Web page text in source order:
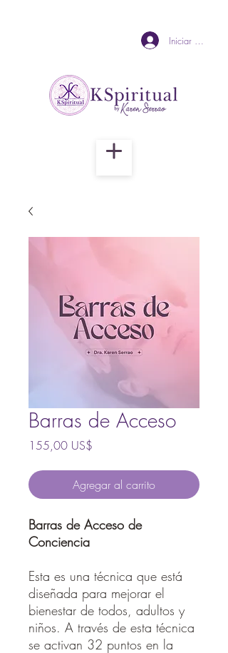
Iniciar sesión
Barras de Acceso
155,00 US$
Agregar al carrito
Barras de Acceso de
Conciencia
Esta es una técnica que está
diseñada para mejorar el
bienestar de todos, adultos y
niños. A través de esta técnica
se activan 32 puntos en la